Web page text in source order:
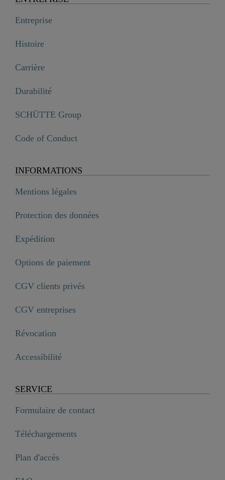
Entreprise
Histoire
Carrière
Durabilité
SCHÜTTE Group
Code of Conduct
INFORMATIONS
Mentions légales
Protection des données
Expédition
Options de paiement
CGV clients privés
CGV entreprises
Révocation
Accessibilité
SERVICE
Formulaire de contact
Téléchargements
Plan d'accès